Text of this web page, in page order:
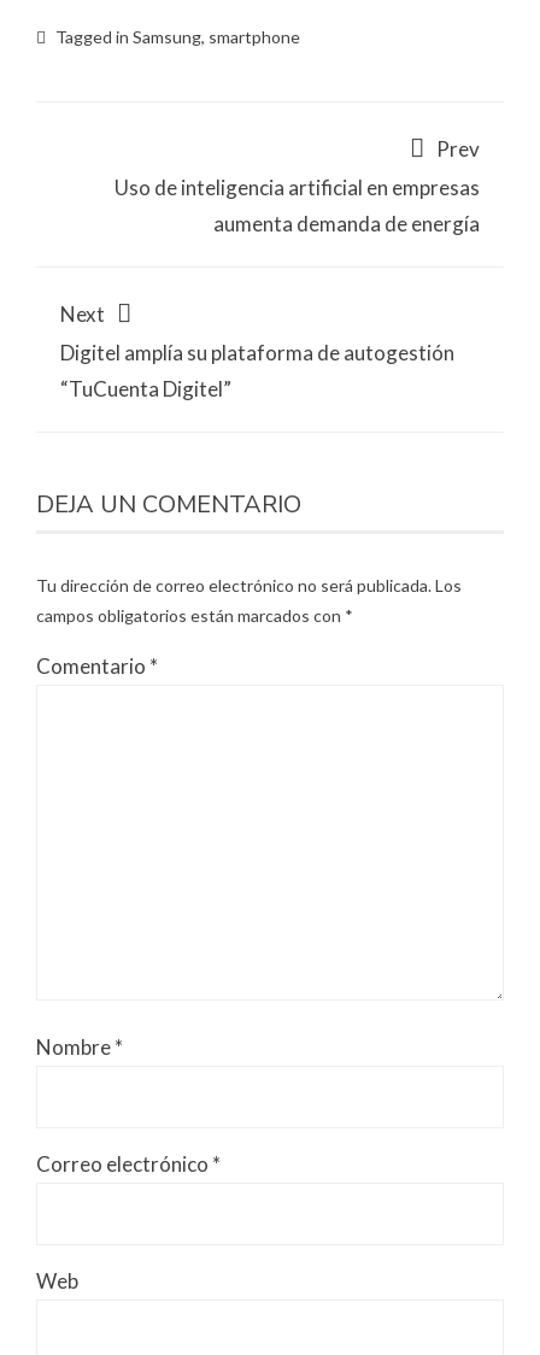
Tagged in Samsung, smartphone
Prev
Uso de inteligencia artificial en empresas
aumenta demanda de energía
Next
Digitel amplía su plataforma de autogestión
“TuCuenta Digitel”
DEJA UN COMENTARIO
Tu dirección de correo electrónico no será publicada.Los
campos obligatorios están marcados con *
Comentario *
Nombre*
Correo electrónico *
Web